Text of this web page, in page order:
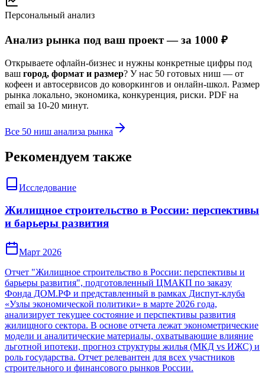
Персональный анализ
Анализ рынка под ваш проект — за 1000 ₽
Открываете офлайн-бизнес и нужны конкретные цифры под
ваш город, формат и размер? У нас 50 готовых ниш — от
кофеен и автосервисов до коворкингов и онлайн-школ. Размер
рынка локально, экономика, конкуренция, риски. PDF на
email за 10-20 минут.
Все 50 ниш анализа рынка
Рекомендуем также
Исследование
Жилищное строительство в России: перспективы
и барьеры развития
Март 2026
Отчет "Жилищное строительство в России: перспективы и
барьеры развития", подготовленный ЦМАКП по заказу
Фонда ДОМ.РФ и представленный в рамках Диспут-клуба
«Узлы экономической политики» в марте 2026 года,
анализирует текущее состояние и перспективы развития
жилищного сектора. В основе отчета лежат эконометрические
модели и аналитические материалы, охватывающие влияние
льготной ипотеки, прогноз структуры жилья (МКД vs ИЖС) и
роль государства. Отчет релевантен для всех участников
строительного и финансового рынков России.